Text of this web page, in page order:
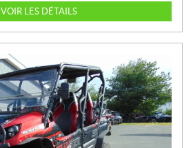
VOIR LES DÉTAILS